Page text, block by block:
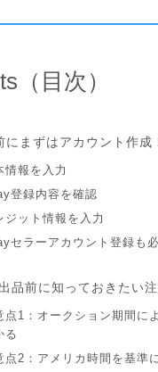
（目次）
にまずはアカウント作成
情報を入力
登録内容を確認
ジット情報を入力
セラーアカウント登録も
品前に知っておきたい
点1：オークション期間に
る
点2：アメリカ時間を基準